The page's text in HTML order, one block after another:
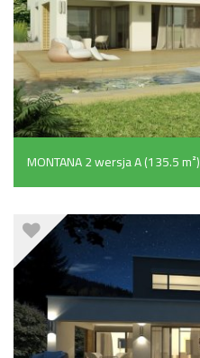
MONTANA 2 wersja A (135.5 m²)